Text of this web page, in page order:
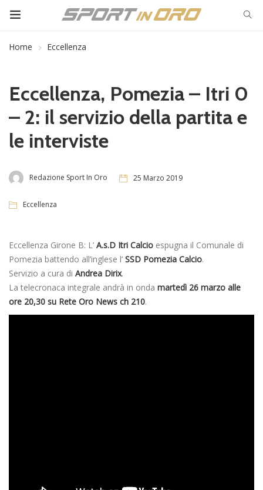
Home Eccellenza
Eccellenza, Pomezia – Itri 0
– 2: il servizio della partita e
le interviste
Redazione Sport In Oro 25 Marzo 2019
Eccellenza
Eccellenza Girone B: L’ A.s.D Itri Calcio espugna il Comunale di
Pomezia battendo all’inglese l’ SSD Pomezia Calcio.
Servizio a cura di Andrea Dirix.
La telecronaca integrale andrà in onda martedì 26 marzo alle
ore 20,30 su Rete Oro News ch 210.